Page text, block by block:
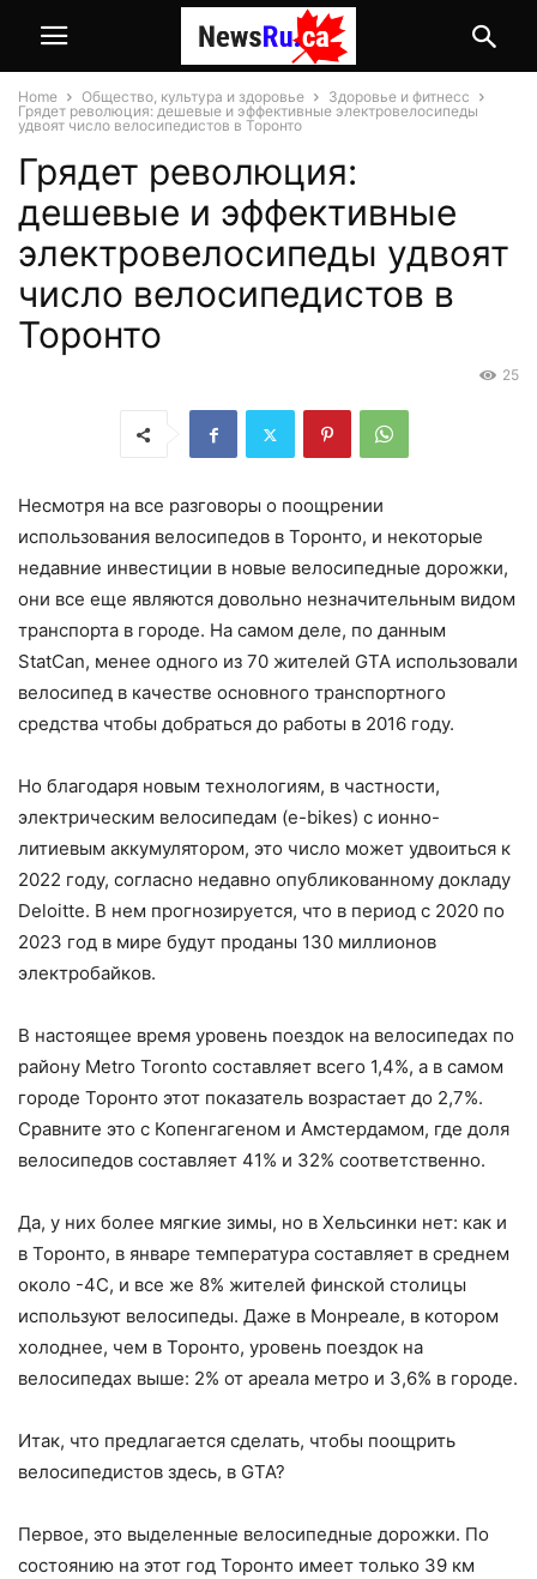
Home Общество, культура и здоровье
Здоровье и фитнесс
Грядет революция: дешевые и эффективные электровелосипеды
удвоят число велосипедистов в Торонто
Грядет революция:
дешевые и эффективные
электровелосипеды удвоят
число велосипедистов в
Торонто
25
Несмотря на все разговоры о поощрении
использования велосипедов в Торонто, и некоторые
недавние инвестиции в новые велосипедные дорожки,
они все еще являются довольно незначительным видом
транспорта в городе. На самом деле, по данным
StatCan, менее одного из 70 жителей GTA использовали
велосипед в качестве основного транспортного
средства чтобы добраться до работы в 2016 году.
Но благодаря новым технологиям, в частности,
электрическим велосипедам (e-bikes) с ионно-
литиевым аккумулятором, это число может удвоиться к
2022 году, согласно недавно опубликованному докладу
Deloitte. В нем прогнозируется, что в период с 2020 по
2023 год в мире будут проданы 130 миллионов
электробайков.
В настоящее время уровень поездок на велосипедах по
району Metro Toronto составляет всего 1,4%, а в самом
городе Торонто этот показатель возрастает до 2,7%.
Сравните это с Копенгагеном и Амстердамом, где доля
велосипедов составляет 41% и 32% соответственно.
Да, у них более мягкие зимы, но в Хельсинки нет: как и
в Торонто, в январе температура составляет в среднем
около -4C, и все же 8% жителей финской столицы
используют велосипеды. Даже в Монреале, в котором
холоднее, чем в Торонто, уровень поездок на
велосипедах выше: 2% от ареала метро и 3,6% в городе.
Итак, что предлагается сделать, чтобы поощрить
велосипедистов здесь, в GTA?
Первое, это выделенные велосипедные дорожки. По
состоянию на этот год Торонто имеет только 39 км